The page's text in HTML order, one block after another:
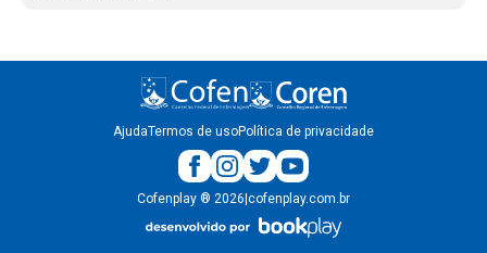
AjudaTermos de usoPolítica de privacidade
Cofenplay ® 2026 cofenplay.com.br